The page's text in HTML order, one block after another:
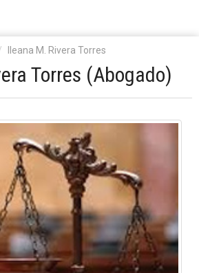
Ileana M. Rivera Torres
Torres (Abogado)